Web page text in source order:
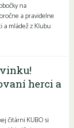
na
a pravidelne
a mládež z Klubu
herci a
čitárni KUBO si